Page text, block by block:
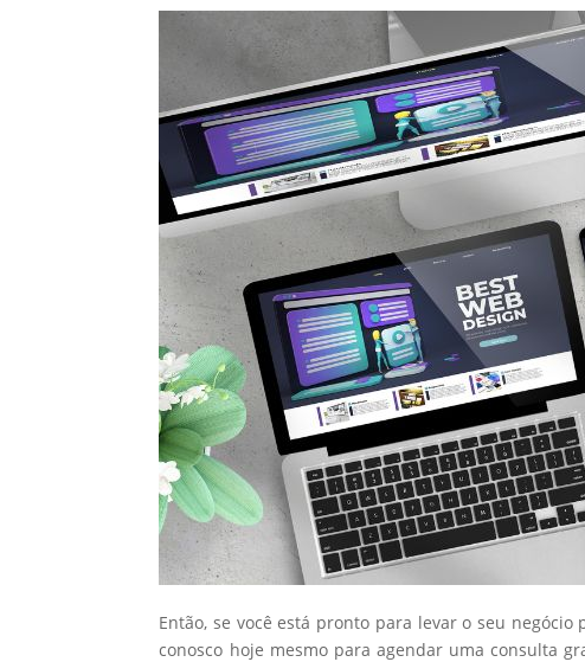
Então, se você está pronto para levar o seu
conosco hoje mesmo para agendar uma consulta